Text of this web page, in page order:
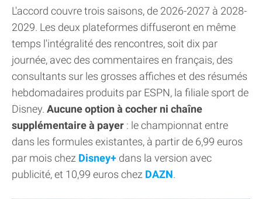
L'accord couvre trois saisons, de 2026-2027 à 2028-
2029. Les deux plateformes diffuseront en même
temps l'intégralité des rencontres, soit dix par
journée, avec des commentaires en français, des
consultants sur les grosses affiches et des résumés
hebdomadaires produits par ESPN, la filiale sport de
Disney. Aucune option à cocher ni chaîne
supplémentaire à payer : le championnat entre
dans les formules existantes, à partir de 6,99 euros
par mois chez Disney+ dans la version avec
publicité, et 10,99 euros chez DAZN.